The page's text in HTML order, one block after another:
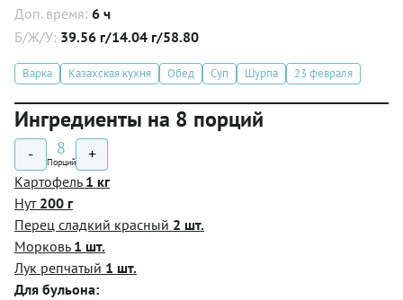
Доп. время: 6 ч
Б/Ж/У: 39.56 г/14.04 г/58.80
Варка Казахская кухня Обед Суп Шурпа 23 февраля
Ингредиенты на 8 порций
- 8
Порций +
Картофель 1 кг
Нут 200 г
Перец сладкий красный 2 шт.
Морковь 1 шт.
Лук репчатый 1 шт.
Для бульона: